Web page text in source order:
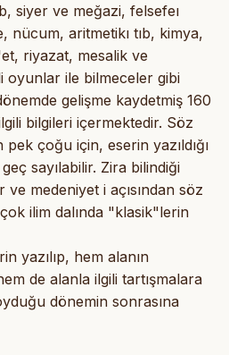
siyer ve meğazi, felsefeı
nücum, aritmetikı tıb, kimya,
riyazat, mesalik ve
oyunlar ile bilmeceler gibi
gelişme kaydetmiş 160
bilgileri içermektedir. Söz
çoğu için, eserin yazıldığı
sayılabilir. Zira bilindiği
medeniyet i açısından söz
ilim dalında "klasik"lerin
yazılıp, hem alanın
de alanla ilgili tartışmalara
dönemin sonrasına